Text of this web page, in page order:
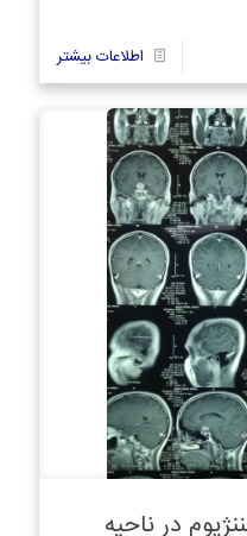
اطلاعات بیشتر
در ناحیه